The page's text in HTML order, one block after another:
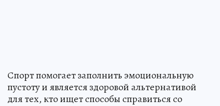
Спорт помогает заполнить эмоциональную
пустоту и является здоровой альтернативой
для тех, кто ищет способы справиться со